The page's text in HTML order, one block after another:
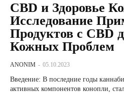
CBD и Здоровье
Исследование
Продуктов с CBD
Кожных Проблем
ANONIM - 05.10.2023
Введение: В последние годы
активных компонентов конопли,